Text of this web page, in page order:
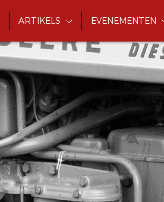
ARTIKELS EVENEMENTEN